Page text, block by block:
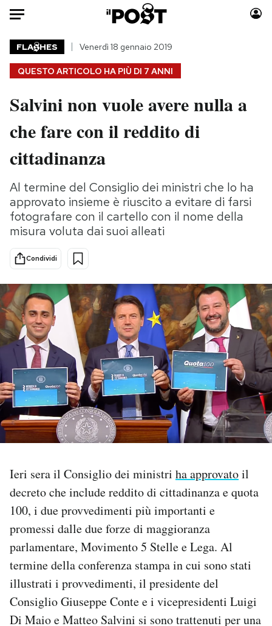
Auto
HOME
Italia
Politica
Tecnologia
Scienza
Cultura
Economia
Moda
Consumismi
Media
Europa
Altrecose
PODCAST
NEWSLETTER
I MIEI PREFERITI
SHOP
AREA PERSONALE
Area Personale
Notifiche mobile
Regala il Post
Hai bisogno di aiuto?
Esci
QUESTO ARTICOLO HA PIÙ DI 7 ANNI
FLA HES Venerdì 18 gennaio 2019
Salvini non vuole avere nulla a
che fare con il reddito di
cittadinanza
Al termine del Consiglio dei ministri che lo ha
approvato insieme è riuscito a evitare di farsi
fotografare con il cartello con il nome della
misura voluta dai suoi alleati
Condividi
Ieri sera il Consiglio dei ministri ha approvatoil
decreto che include reddito di cittadinanza e quota
100, i due provvedimenti più importanti e
promessi dalle due forze di maggioranza
parlamentare, Movimento 5 Stelle e Lega. Al
termine della conferenza stampa in cui sono stati
illustrati i provvedimenti, il presidente del
Consiglio Giuseppe Conte e i vicepresidenti Luigi
Di Maio e Matteo Salvini si sono trattenuti per una